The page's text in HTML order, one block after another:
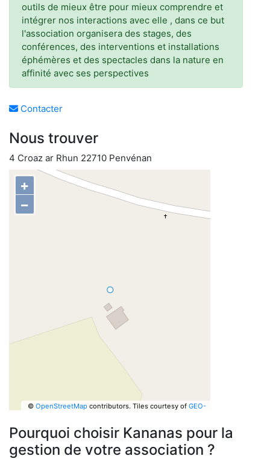
outils de mieux être pour mieux comprendre et
intégrer nos interactions avec elle , dans ce but
l'association organisera des stages, des
conférences, des interventions et installations
éphémères et des spectacles dans la nature en
affinité avec ses perspectives
Contacter
Nous trouver
4 Croaz ar Rhun 22710 Penvénan
+
−
© OpenStreetMapcontributors. Tiles courtesy of GEO-
Pourquoi choisir Kananas pour la
gestion de votre association ?